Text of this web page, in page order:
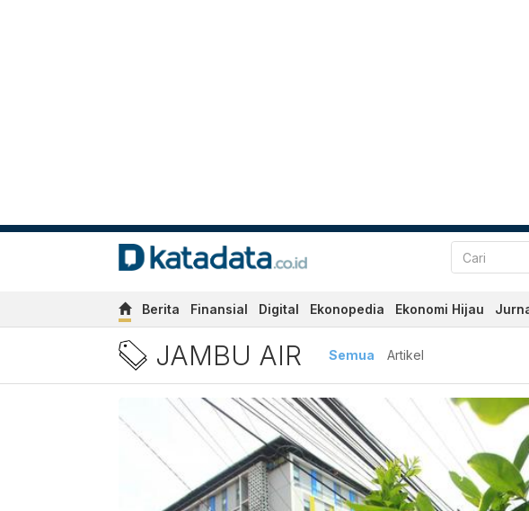
Berita Finansial Digital Ekonopedia Ekonomi Hijau
Berita Jambu Air Terbaru dan
JAMBU AIR Semua Artikel